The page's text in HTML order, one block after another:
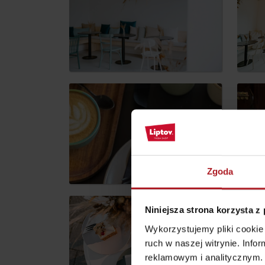
Zgoda
Niniejsza strona korzysta z
Wykorzystujemy pliki
ruch w naszej witrynie.
reklamowym i
KAMERY
Jasná Nízke Tatry
według pory roku
WYKAZ ATRAKCJI DLA DZIECI